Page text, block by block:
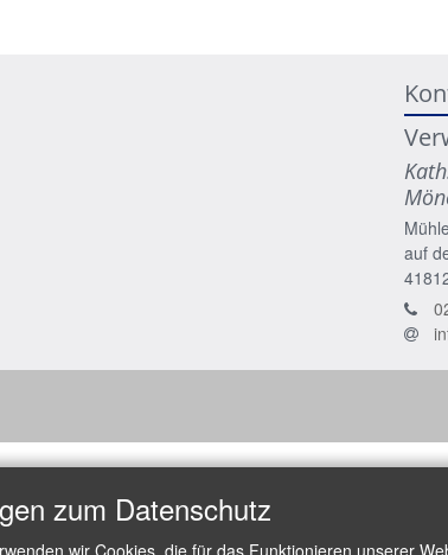
auf
zum Datenschutz
wir Cookies, die für das Funktionieren unserer